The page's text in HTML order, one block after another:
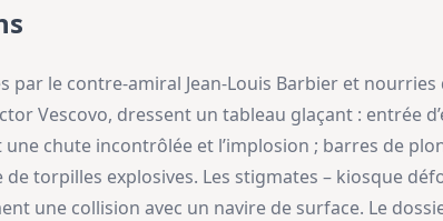
par le contre-amiral Jean-Louis Barbier et
Vescovo, dressent un tableau glaçant : entrée
chute incontrôlée et l’implosion ; barres de
de torpilles explosives. Les stigmates – kiosque
une collision avec un navire de surface. Le